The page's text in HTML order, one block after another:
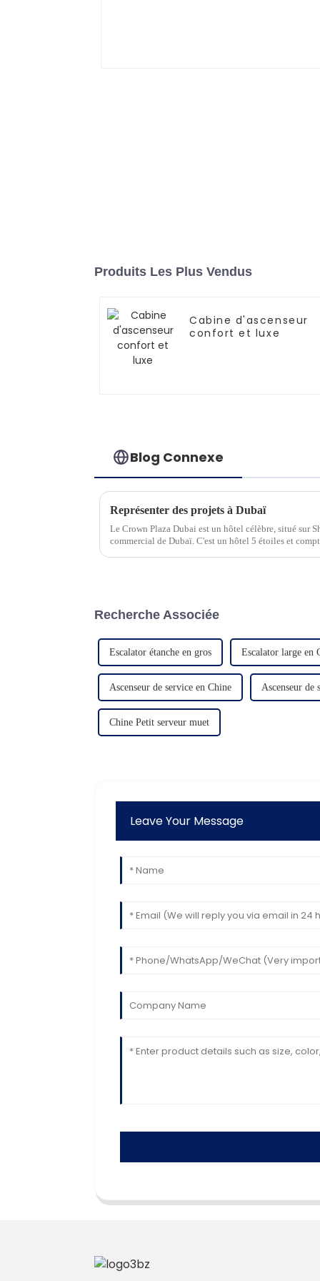
Produits Les Plus Vendus
Cabine d'ascenseur
confort et luxe
Blog Connexe
Représenter des projets à Dubaï
Le Crown Plaza Dubai est un hôtel célèbre, situé sur
commercial de Dubaï. C'est un hôtel 5 étoiles et
Recherche Associée
Escalator étanche en gros Escalator large en
Ascenseur de service en Chine Ascenseur de
Chine Petit serveur muet
Leave Your Message